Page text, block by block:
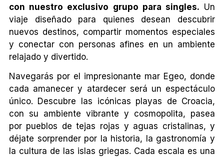
con nuestro exclusivo grupo para singles. Un
viaje diseñado para quienes desean descubrir
nuevos destinos, compartir momentos especiales
y conectar con personas afines en un ambiente
relajado y divertido.
Navegarás por el impresionante mar Egeo, donde
cada amanecer y atardecer será un espectáculo
único. Descubre las icónicas playas de Croacia,
con su ambiente vibrante y cosmopolita, pasea
por pueblos de tejas rojas y aguas cristalinas, y
déjate sorprender por la historia, la gastronomía y
la cultura de las islas griegas. Cada escala es una